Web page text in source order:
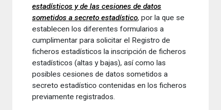
estadísticos y de las cesiones de datos
sometidos a secreto estadístico, por la que se
establecen los diferentes formularios a
cumplimentar para solicitar el Registro de
ficheros estadísticos la inscripción de ficheros
estadísticos (altas y bajas), así como las
posibles cesiones de datos sometidos a
secreto estadístico contenidas en los ficheros
previamente registrados.